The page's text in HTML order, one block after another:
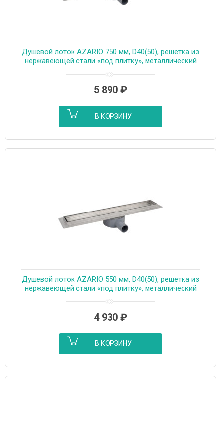
Душевой лоток AZARIO 750 мм, D40(50), решетка из
нержавеющей стали «под плитку», металлический
(AZT3TILE750)
5 890 ₽
В КОРЗИНУ
Душевой лоток AZARIO 550 мм, D40(50), решетка из
нержавеющей стали «под плитку», металлический
(AZT3TILE550)
4 930 ₽
В КОРЗИНУ